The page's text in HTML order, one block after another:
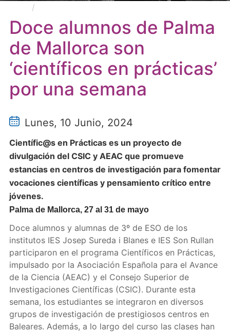
‘científicos en prácticas’ por una semana
Doce alumnos de Palma
de Mallorca son
‘científicos en prácticas’
por una semana
Lunes, 10 Junio, 2024
Científic@s en Prácticas es un proyecto de
divulgación del CSIC y AEAC que promueve
estancias en centros de investigación para fomentar
vocaciones científicas y pensamiento crítico entre
jóvenes.
Palma de Mallorca, 27 al 31 de mayo
Doce alumnos y alumnas de 3º de ESO de los
institutos IES Josep Sureda i Blanes e IES Son Rullan
participaron en el programa Científicos en Prácticas,
impulsado por la Asociación Española para el Avance
de la Ciencia (AEAC) y el Consejo Superior de
Investigaciones Científicas (CSIC). Durante esta
semana, los estudiantes se integraron en diversos
grupos de investigación de prestigiosos centros en
Baleares. Además, a lo largo del curso las clases han